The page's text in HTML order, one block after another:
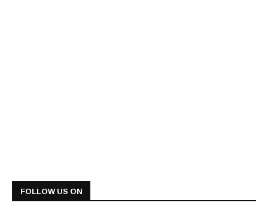
FOLLOW US ON